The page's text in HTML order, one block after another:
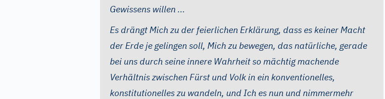
Gewissens willen ...
Es drängt Mich zu der feierlichen Erklärung, dass es keiner Macht
der Erde je gelingen soll, Mich zu bewegen, das natürliche, gerade
bei uns durch seine innere Wahrheit so mächtig machende
Verhältnis zwischen Fürst und Volk in ein konventionelles,
konstitutionelles zu wandeln, und Ich es nun und nimmermehr